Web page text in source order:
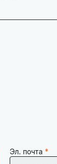
Эл. почта